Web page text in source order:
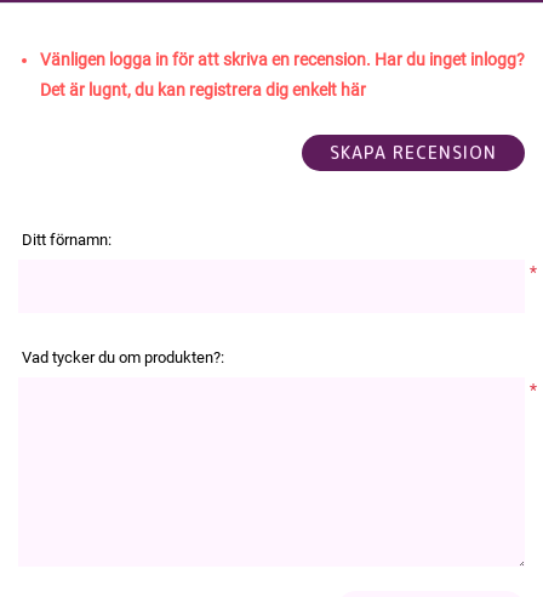
Vänligen logga in för att skriva en recension. Har du inget inlogg?
Det är lugnt, du kan registrera dig enkelt här
Ditt förnamn:
*
Vad tycker du om produkten?:
*